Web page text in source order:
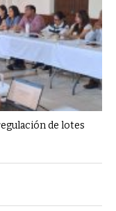
de lotes